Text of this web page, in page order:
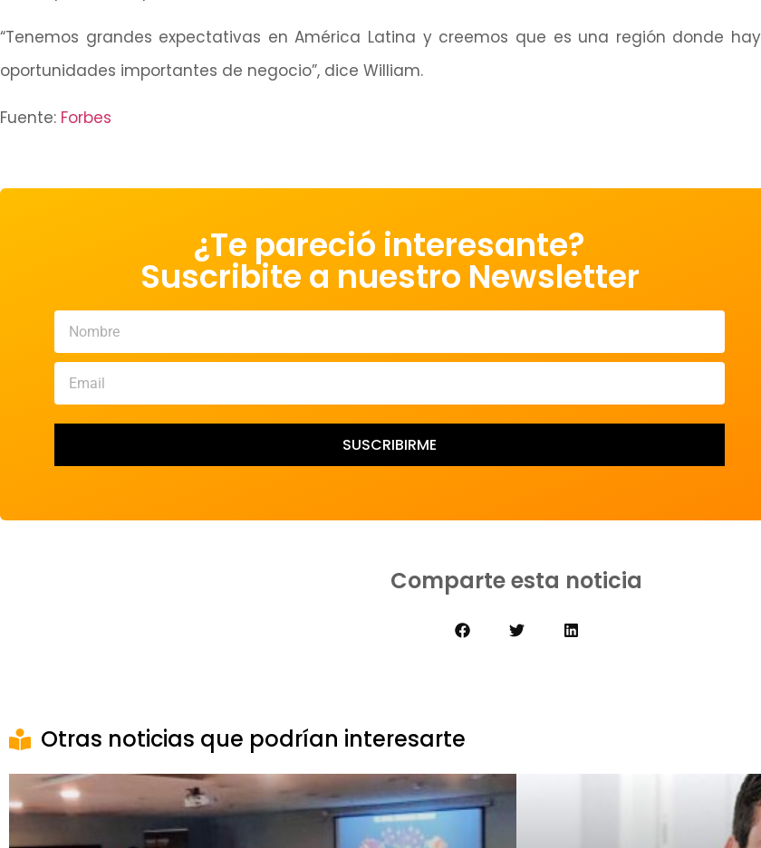
“Tenemos grandes expectativas en América Latina y creemos que es una región donde hay
oportunidades importantes de negocio”, dice William.
Fuente: Forbes
¿Te pareció interesante?
Suscribite a nuestro Newsletter
SUSCRIBIRME
Comparte esta noticia
Otras noticias que podrían interesarte